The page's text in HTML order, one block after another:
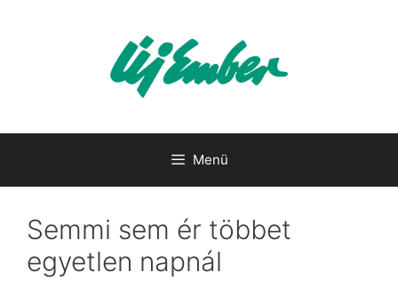
Menü
Semmi sem ér többet
egyetlen napnál